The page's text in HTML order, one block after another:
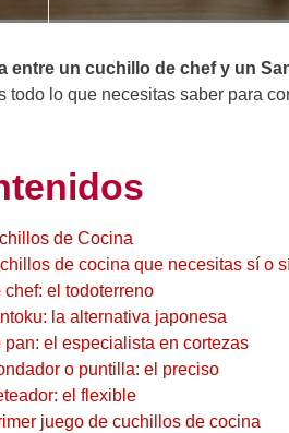
entre un cuchillo de chef y un
todo lo que necesitas saber para
de Cocina
de cocina que necesitas sí o
el todoterreno
la alternativa japonesa
el especialista en cortezas
o puntilla: el preciso
el flexible
juego de cuchillos de cocina